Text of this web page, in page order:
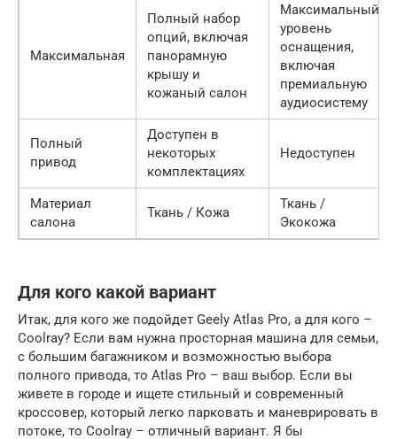
Максимальная
Полный набор
опций, включая
панорамную
крышу и
кожаный салон
Максимальный
уровень
оснащения,
включая
премиальную
аудиосистему
Полный
привод
Доступен в
некоторых
комплектациях
Недоступен
Материал
салона
Ткань / Кожа
Ткань /
Экокожа
Для кого какой вариант
Итак, для кого же подойдет Geely Atlas Pro, а для кого –
Coolray? Если вам нужна просторная машина для семьи,
с большим багажником и возможностью выбора
полного привода, то Atlas Pro – ваш выбор. Если вы
живете в городе и ищете стильный и современный
кроссовер, который легко парковать и маневрировать в
потоке, то Coolray – отличный вариант. Я бы